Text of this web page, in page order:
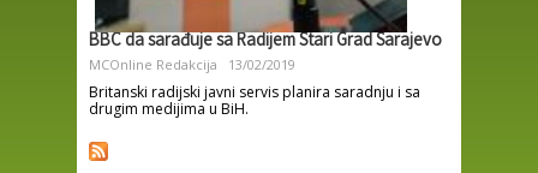
BBC da sarađuje sa Radijem Stari Grad Sarajevo
MCOnline Redakcija 13/02/2019
Britanski radijski javni servis planira saradnju i sa
drugim medijima u BiH.